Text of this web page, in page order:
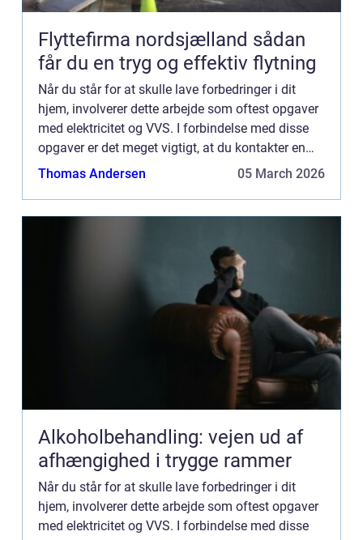
Flyttefirma nordsjælland sådan
får du en tryg og effektiv flytning
Når du står for at skulle lave forbedringer i dit
hjem, involverer dette arbejde som oftest opgaver
med elektricitet og VVS. I forbindelse med disse
opgaver er det meget vigtigt, at du kontakter en
autoriseret fagperson. Det er nemlig strengt
Thomas Andersen 05 March 2026
Alkoholbehandling: vejen ud af
afhængighed i trygge rammer
Når du står for at skulle lave forbedringer i dit
hjem, involverer dette arbejde som oftest opgaver
med elektricitet og VVS. I forbindelse med disse